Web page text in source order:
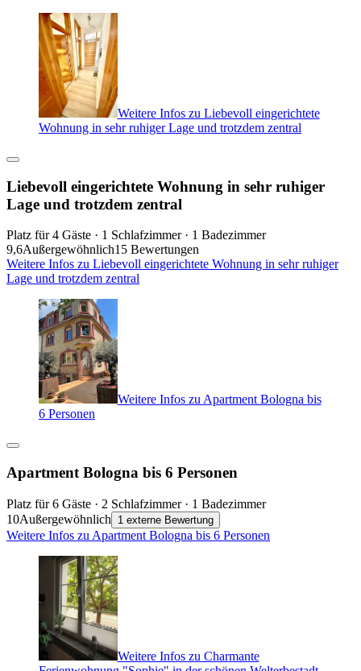
Weitere Infos zu Liebevoll eingerichtete
Wohnung in sehr ruhiger Lage und trotzdem zentral
Liebevoll eingerichtete Wohnung in sehr ruhiger
Lage und trotzdem zentral
Platz für 4 Gäste · 1 Schlafzimmer · 1 Badezimmer
9,6Außergewöhnlich15 Bewertungen
Weitere Infos zu Liebevoll eingerichtete Wohnung in sehr ruhiger
Lage und trotzdem zentral
Weitere Infos zu Apartment Bologna bis
6 Personen
Apartment Bologna bis 6 Personen
Platz für 6 Gäste · 2 Schlafzimmer · 1 Badezimmer
10Außergewöhnlich 1 externe Bewertung
Weitere Infos zu Apartment Bologna bis 6 Personen
Weitere Infos zu Charmante